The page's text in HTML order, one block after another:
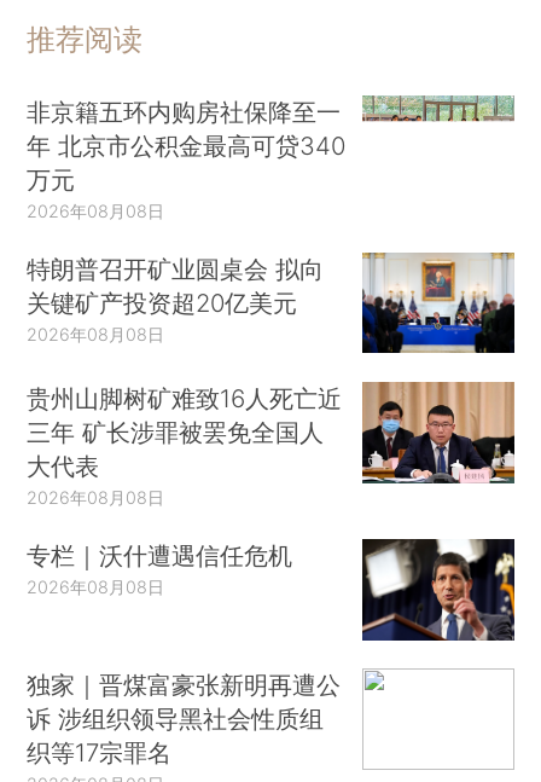
推荐阅读
非京籍五环内购房社保降至一
年 北京市公积金最高可贷340
万元
2026年08月08日
特朗普召开矿业圆桌会 拟向
关键矿产投资超20亿美元
2026年08月08日
贵州山脚树矿难致16人死亡近
三年 矿长涉罪被罢免全国人
大代表
2026年08月08日
专栏｜沃什遭遇信任危机
2026年08月08日
独家｜晋煤富豪张新明再遭公
诉 涉组织领导黑社会性质组
织等17宗罪名